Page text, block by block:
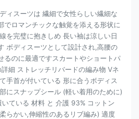
ィスーツは 繊細で女性らしい繊細な
でロマンチックな触覚を添える形状に
を完璧に抱きしめ 長い袖は涼しい日
ボディスーツとして設計され,高腰の
るのに最適ですスカートやショートパ
細 ストレッチリバードの編み物 Vネ
手首が付いている 形に合うボディス
にスナップシール (軽い着用のために)
ている 材料 と 介護 93% コットン
らかい,伸縮性のあるリブ編み) 適度